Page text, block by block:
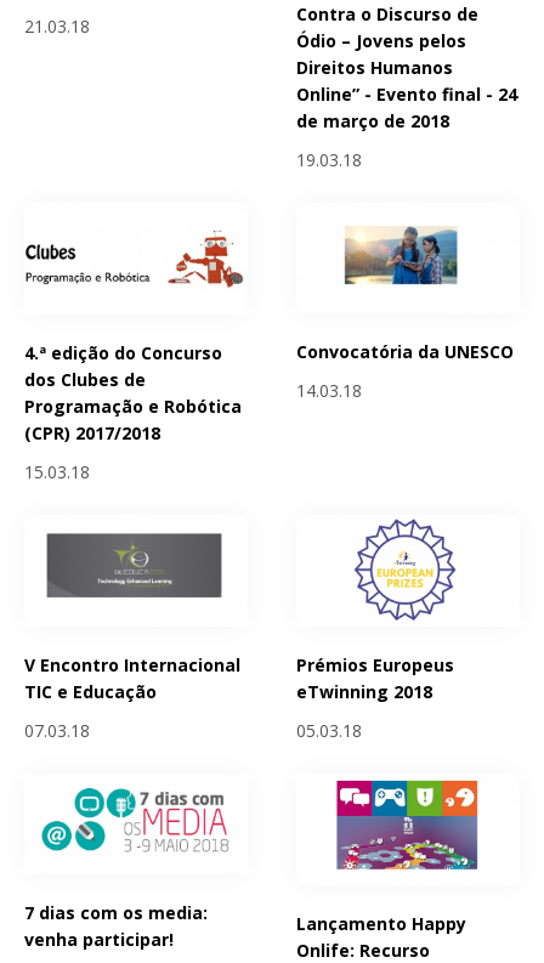
21.03.18
Contra o Discurso de
Ódio – Jovens pelos
Direitos Humanos
Online” - Evento final - 24
de março de 2018
19.03.18
4.ª edição do Concurso
dos Clubes de
Programação e Robótica
(CPR) 2017/2018
15.03.18
Convocatória da UNESCO
14.03.18
V Encontro Internacional
TIC e Educação
07.03.18
Prémios Europeus
eTwinning 2018
05.03.18
7 dias com os media:
venha participar!
Lançamento Happy
Onlife: Recurso